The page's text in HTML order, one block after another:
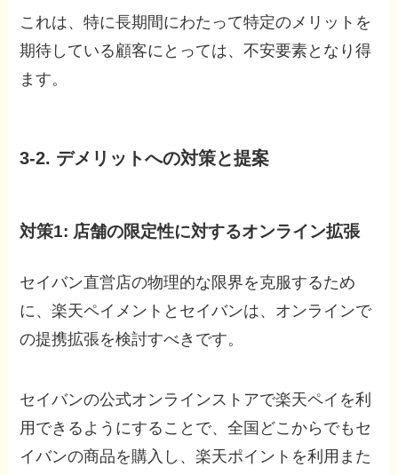
これは、特に長期間にわたって特定のメリットを
期待している顧客にとっては、不安要素となり得
ます。
3-2. デメリットへの対策と提案
対策1: 店舗の限定性に対するオンライン拡張
セイバン直営店の物理的な限界を克服するため
に、楽天ペイメントとセイバンは、オンラインで
の提携拡張を検討すべきです。
セイバンの公式オンラインストアで楽天ペイを利
用できるようにすることで、全国どこからでもセ
イバンの商品を購入し、楽天ポイントを利用また